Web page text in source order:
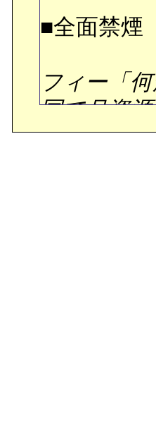
ハチマキ
欲しかっ
残念だっ
なんだ人
■全面禁煙
フィー「
国で月資
来なくた